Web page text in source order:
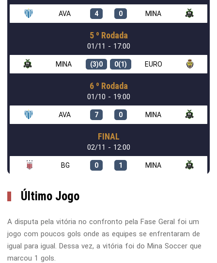
AVA 4 0 MINA
5 º Rodada
01/11 - 17:00
MINA (3)0 0(1) EURO
6 º Rodada
01/10 - 19:00
AVA 7 0 MINA
FINAL
02/11 - 12:00
BG 0 1 MINA
Último Jogo
A disputa pela vitória no confronto pela Fase Geral foi um
jogo com poucos gols onde as equipes se enfrentaram de
igual para igual. Dessa vez, a vitória foi do Mina Soccer que
marcou 1 gols.